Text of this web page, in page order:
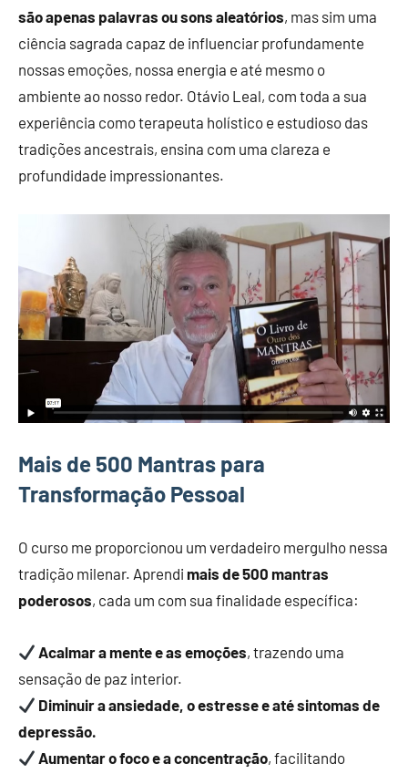
são apenas palavras ou sons aleatórios, mas sim uma
ciência sagrada capaz de influenciar profundamente
nossas emoções, nossa energia e até mesmo o
ambiente ao nosso redor. Otávio Leal, com toda a sua
experiência como terapeuta holístico e estudioso das
tradições ancestrais, ensina com uma clareza e
profundidade impressionantes.
Mais de 500 Mantras para
Transformação Pessoal
O curso me proporcionou um verdadeiro mergulho nessa
tradição milenar. Aprendi mais de 500 mantras
poderosos, cada um com sua finalidade específica:
Acalmar a mente e as emoções, trazendo uma
sensação de paz interior.
Diminuir a ansiedade, o estresse e até sintomas de
depressão.
Aumentar o foco e a concentração, facilitando